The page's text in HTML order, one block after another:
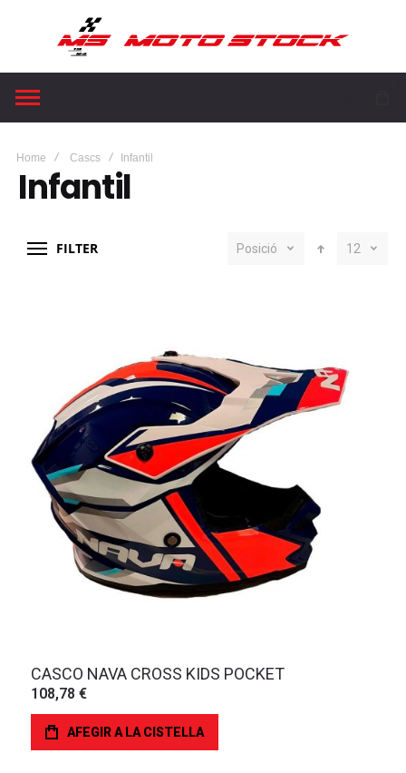
Home Cascs Infantil
Infantil
FILTER Posició 12
CASCO NAVA CROSS KIDS POCKET
108,78 €
AFEGIR A LA CISTELLA